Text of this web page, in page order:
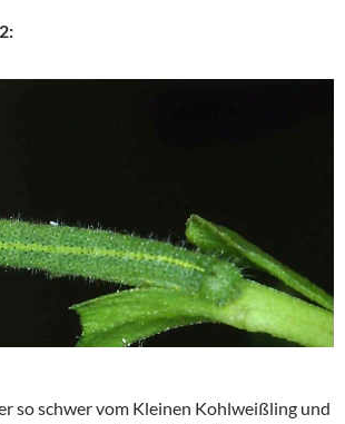
so schwer vom Kleinen Kohlweißling und